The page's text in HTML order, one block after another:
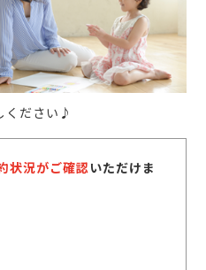
ください♪
状況がご確認いただけま